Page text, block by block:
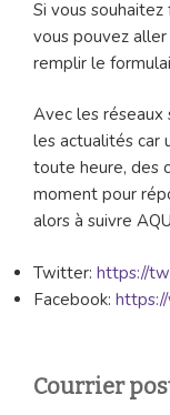
Si vous
vous pouvez
remplir le
Avec les réseaux
les actualités car
toute heure, des
moment pour
alors à suivre
Twitter: https://
Facebook:
Courrier